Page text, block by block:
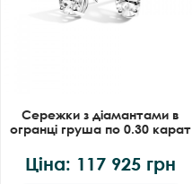
Сережки з діамантами в
огранці груша по 0.30 карат
Ціна: 117 925 грн